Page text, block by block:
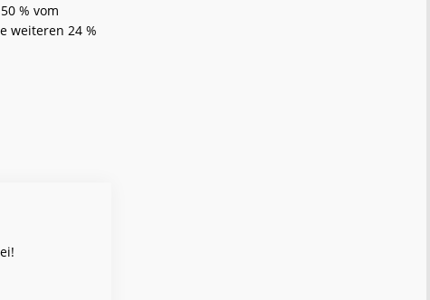
% vom
weiteren 24 %